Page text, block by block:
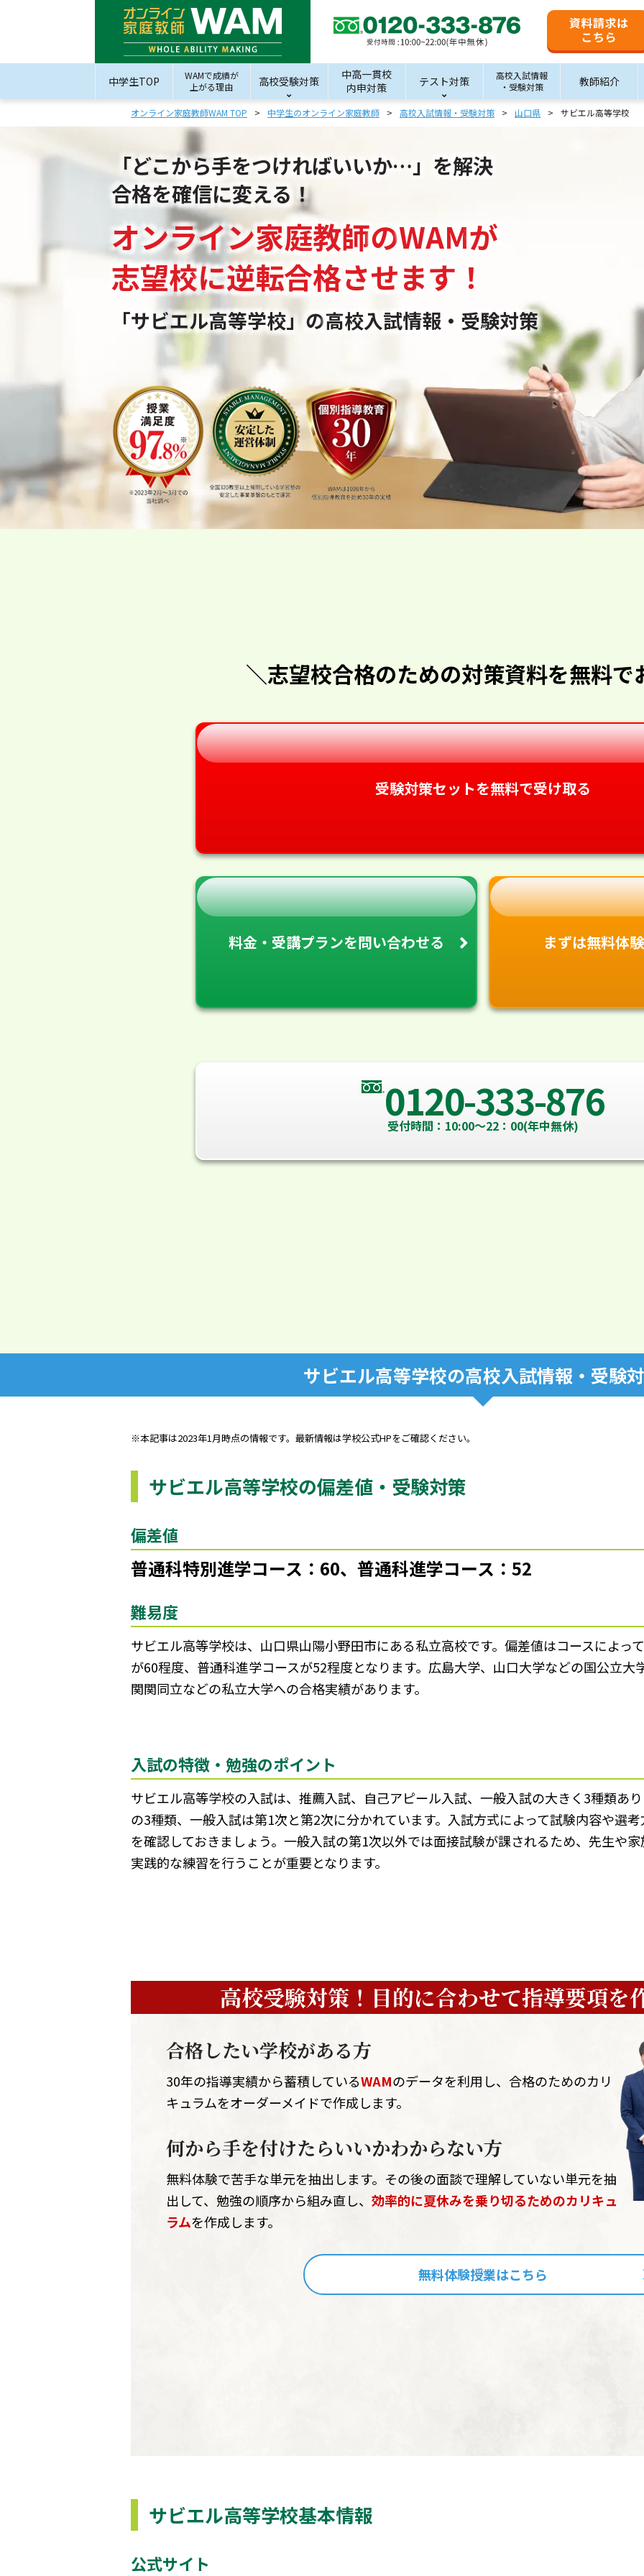
中学生TOP
WAMで成績が
上がる理由
高校受験対策
中高一貫校
内申対策
テスト対策
高校入試情報
・受験対策
教師紹介
オンライン家庭教師WAM TOP 中学生のオンライン家庭教師 高校入試情報・受験対策 山口県 サビエル高等学校
「どこから手をつければいいか…」を解決
合格を確信に変える！
オンライン家庭教師のWAMが
志望校に逆転合格させます！
「サビエル高等学校」の高校入試情報・受験対策
＼志望校合格のための対策資料を無料で
受験対策セットを無料で受け取る
料金・受講プランを問い合わせる まずは無料体験
0120-333-876
受付時間：10:00～22：00(年中無休)
サビエル高等学校の高校入試情報・受験
※本記事は2023年1月時点の情報です。最新情報は学校公式HPをご確認ください。
サビエル高等学校の偏差値・受験対策
偏差値
普通科特別進学コース：60、普通科進学コース：52
難易度
サビエル高等学校は、山口県山陽小野田市にある私立高校です。偏差値はコースによっ
が60程度、普通科進学コースが52程度となります。広島大学、山口大学などの国公立大
関関同立などの私立大学への合格実績があります。
入試の特徴・勉強のポイント
サビエル高等学校の入試は、推薦入試、自己アピール入試、一般入試の大きく3種類あ
の3種類、一般入試は第1次と第2次に分かれています。入試方式によって試験内容や選
を確認しておきましょう。一般入試の第1次以外では面接試験が課されるため、先生や
実践的な練習を行うことが重要となります。
高校受験対策！ 目的に合わせて指導要項を
合格したい学校がある方
30年の指導実績から蓄積しているWAMのデータを利用し、合格のためのカリ
キュラムをオーダーメイドで作成します。
何から手を付けたらいいかわからない方
無料体験で苦手な単元を抽出します。その後の面談で理解していない単元を抽
出して、勉強の順序から組み直し、 効率的に夏休みを乗り切るためのカリキュ
ラムを作成します。
無料体験授業はこちら
サビエル高等学校基本情報
公式サイト